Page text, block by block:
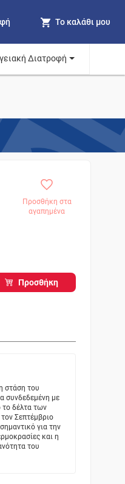
Το καλάθι μου
Διατροφή
Προσθήκη στα
αγαπημένα
Προσθήκη
στάση του
συνδεδεμένη με
το δέλτα των
Σεπτέμβριο
για την
και η
του